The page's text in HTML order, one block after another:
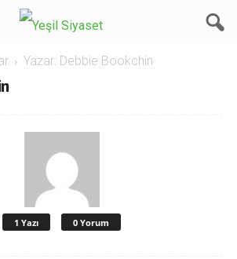
Yazar: Debbie Bookchin
1 Yazı 0 Yorum